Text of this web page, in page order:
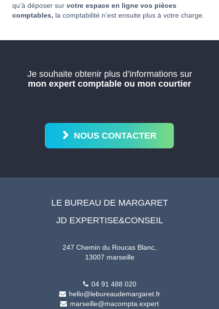
qu’à déposer sur votre espace en ligne vos pièces
comptables, la comptabilité n’est ensuite plus à votre charge.
Je souhaite obtenir plus d’informations sur
mon expert comptable ou mon courtier
NOUS CONTACTER
LE BUREAU DE MARGARET
JD EXPERTISE&CONSEIL
247 Chemin du Roucas Blanc,
13007 marseille
04 91 488 020
hello@lebureaudemargaret.fr
marseille@macompta.expert